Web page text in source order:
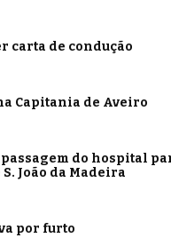
carta de condução
Capitania de Aveiro
do hospital
João da Madeira
por furto